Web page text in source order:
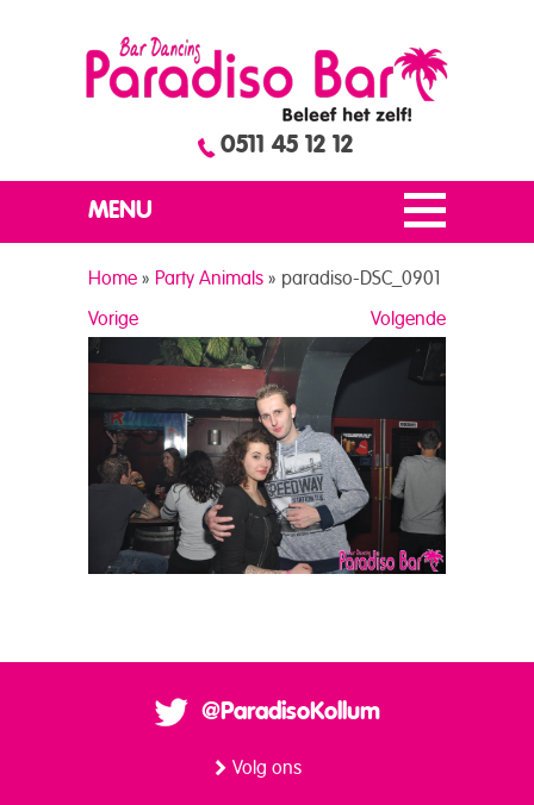
0511 45 12 12
MENU
Home » Party Animals » paradiso-DSC_0901
Volgende
Vorige
@ParadisoKollum
Volg ons